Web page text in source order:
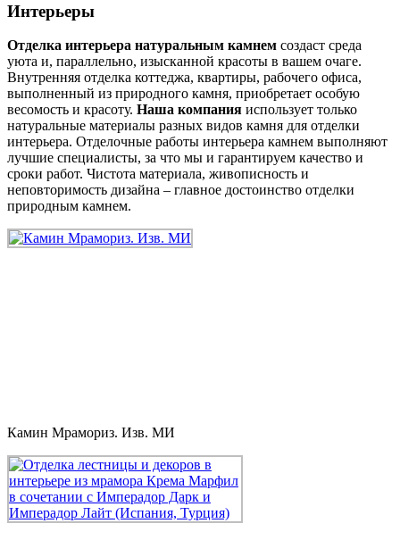
Интерьеры
Отделка интерьера натуральным камнем создаст среда
уюта и, параллельно, изысканной красоты в вашем очаге.
Внутренняя отделка коттеджа, квартиры, рабочего офиса,
выполненный из природного камня, приобретает особую
весомость и красоту. Наша компания использует только
натуральные материалы разных видов камня для отделки
интерьера. Отделочные работы интерьера камнем выполняют
лучшие специалисты, за что мы и гарантируем качество и
сроки работ. Чистота материала, живописность и
неповторимость дизайна – главное достоинство отделки
природным камнем.
Камин Мрамориз. Изв. МИ